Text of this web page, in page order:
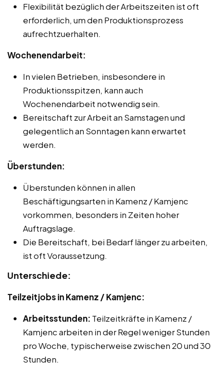
Flexibilität bezüglich der Arbeitszeiten ist oft
erforderlich, um den Produktionsprozess
aufrechtzuerhalten.
Wochenendarbeit:
In vielen Betrieben, insbesondere in
Produktionsspitzen, kann auch
Wochenendarbeit notwendig sein.
Bereitschaft zur Arbeit an Samstagen und
gelegentlich an Sonntagen kann erwartet
werden.
Überstunden:
Überstunden können in allen
Beschäftigungsarten in Kamenz / Kamjenc
vorkommen, besonders in Zeiten hoher
Auftragslage.
Die Bereitschaft, bei Bedarf länger zu arbeiten,
ist oft Voraussetzung.
Unterschiede:
Teilzeitjobs in Kamenz / Kamjenc:
Arbeitsstunden: Teilzeitkräfte in Kamenz /
Kamjenc arbeiten in der Regel weniger Stunden
pro Woche, typischerweise zwischen 20 und 30
Stunden.